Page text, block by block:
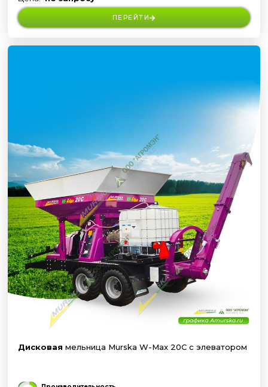
ПЕРЕЙТИ
Дисковая мельница Murska W-Max 20C с элеватором